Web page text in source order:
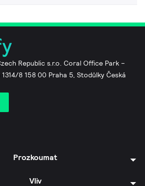
Republic s.r.o. Coral Office Park –
8 158 00 Praha 5, Stodůlky Česká
Prozkoumat
Vliv